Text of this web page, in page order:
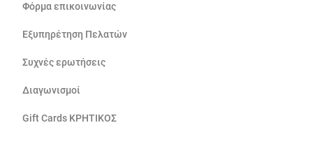
Φόρμα επικοινωνίας
Εξυπηρέτηση Πελατών
Συχνές ερωτήσεις
Διαγωνισμοί
Gift Cards ΚΡΗΤΙΚΟΣ